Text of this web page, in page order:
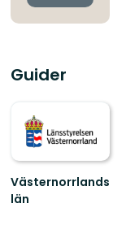
Guider
Västernorrlands
län